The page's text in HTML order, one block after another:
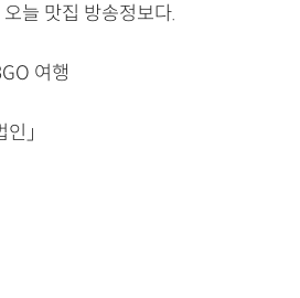
늘 맛집 방송정보다.
여행
」